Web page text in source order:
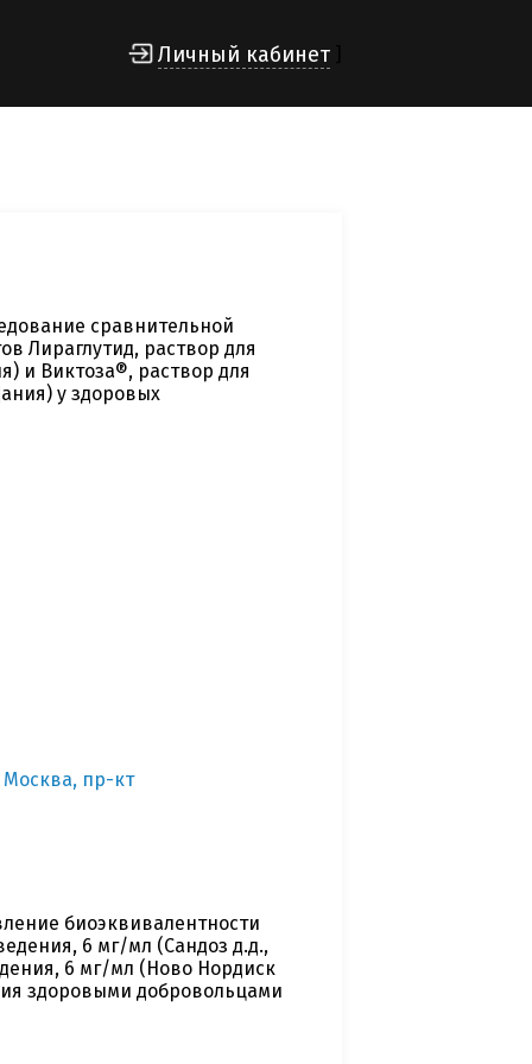
Личный кабинет
сравнительной
Лираглутид, раствор для
и Виктоза®, раствор для
у здоровых
Москва, пр-кт
биоэквивалентности
6 мг/мл (Сандоз д.д.,
6 мг/мл (Ново Нордиск
здоровыми добровольцами